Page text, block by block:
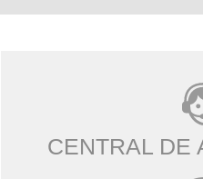
CENTRAL DE